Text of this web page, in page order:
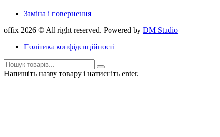
Заміна і повернення
offix 2026 © All right reserved. Powered by DM Studio
Політика конфіденційності
Напишіть назву товару і натисніть enter.